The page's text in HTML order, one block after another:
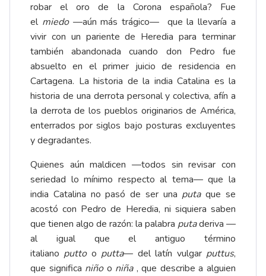
robar el oro de la Corona española? Fue
el miedo—aún más trágico— que la llevaría a
vivir con un pariente de Heredia para terminar
también abandonada cuando don Pedro fue
absuelto en el primer juicio de residencia en
Cartagena. La historia de la india Catalina es la
historia de una derrota personal y colectiva, afín a
la derrota de los pueblos originarios de América,
enterrados por siglos bajo posturas excluyentes
y degradantes.
Quienes aún maldicen —todos sin revisar con
seriedad lo mínimo respecto al tema— que la
india Catalina no pasó de ser una putaque se
acostó con Pedro de Heredia, ni siquiera saben
que tienen algo de razón: la palabra putaderiva —
al igual que el antiguo término
italiano puttoo putta— del latín vulgar puttus,
que significa niñoo niña, que describe a alguien